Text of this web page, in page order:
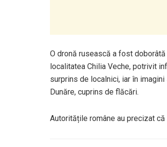
O dronă rusească a fost
localitatea Chilia Veche, potrivit
surprins de localnici, iar în
Dunăre, cuprins de flăcări.
Autoritățile române au precizat că